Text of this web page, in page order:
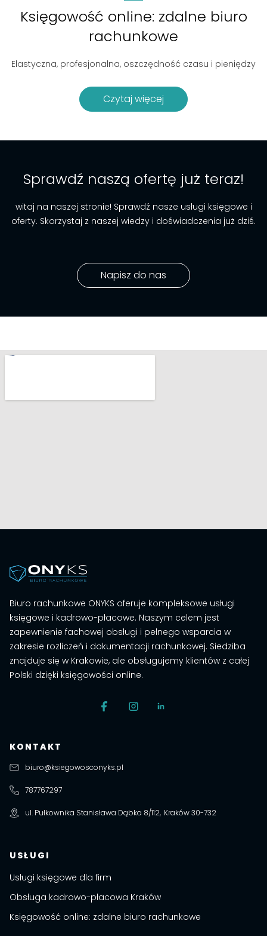
Księgowość online: zdalne biuro
rachunkowe
Elastyczna, profesjonalna, oszczędność czasu i pieniędzy
Czytaj więcej
sprawdź naszą ofertę już teraz!
witaj na naszej stronie! Sprawdź nasze usługi księgowe i
oferty. Skorzystaj z naszej wiedzy i doświadczenia już dziś.
Napisz do nas
Biuro rachunkowe ONYKS oferuje kompleksowe usługi
księgowe i kadrowo-płacowe. Naszym celem jest
zapewnienie fachowej obsługi i pełnego wsparcia w
zakresie rozliczeń i dokumentacji rachunkowej. Siedziba
znajduje się w Krakowie, ale obsługujemy klientów z całej
Polski dzięki księgowości online.
KONTAKT
biuro@ksiegowosconyks.pl
787767297
ul. Pułkownika Stanisława Dąbka 8/112, Kraków30-732
USŁUGI
Usługi księgowe dla firm
Obsługa kadrowo-płacowa Kraków
Księgowość online: zdalne biuro rachunkowe